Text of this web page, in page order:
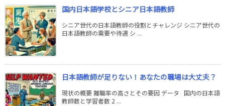
国内日本語学校とシニア日本語教師
シニア世代の日本語教師の役割とチャレンジ シニア世代の
日本語教師の需要や待遇 シ ...
日本語教師が足りない！あなたの職場は大丈夫？
現状の概要 離職率の高さとその要因 データ 国内の日本語
教師数と学習者数 2 ...